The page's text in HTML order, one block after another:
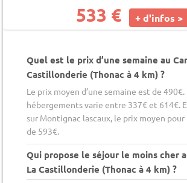
533 € + d'infos >
Quel est le prix d’une semaine au
Castillonderie (Thonac à 4 km) ?
Le prix moyen d’une semaine est de 490€.
hébergements varie entre 337€ et 614€.
sur Montignac lascaux, le prix moyen
de 593€.
Qui propose le séjour le moins cher
La Castillonderie (Thonac à 4 km) ?